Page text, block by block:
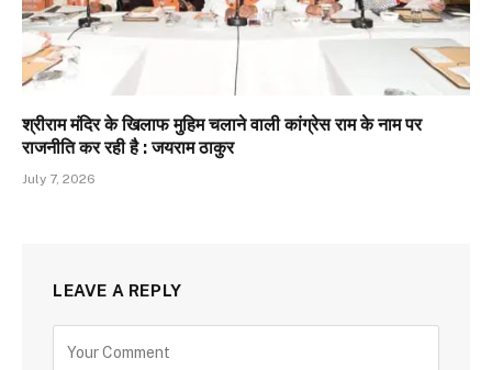
श्रीराम मंदिर के खिलाफ मुहिम चलाने वाली कांग्रेस राम के नाम पर
राजनीति कर रही है : जयराम ठाकुर
July 7, 2026
LEAVE A REPLY